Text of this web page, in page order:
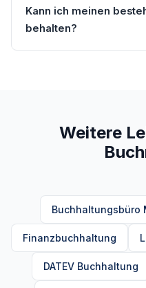
Kann ich meinen
behalten?
Weitere
Buchhaltungsbüro
Finanzbuchhaltung
DATEV Buchhaltung